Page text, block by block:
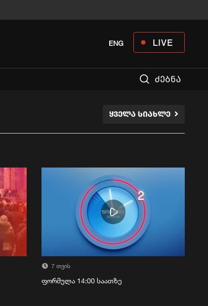
LIVE
ENG
ძებნა
ᲧᲕᲔᲚᲐ ᲡᲘᲐᲮᲚᲔ
7 თვის
ფორმულა 14:00 საათზე